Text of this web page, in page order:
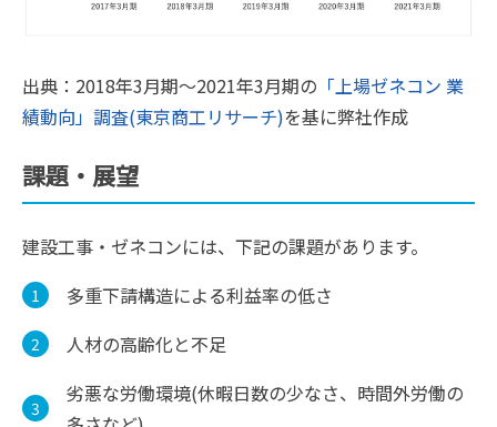
出典：2018年3月期〜2021年3月期の 「上場ゼネコン 業
績動向」調査(東京商工リサーチ)を基に弊社作成
課題・展望
建設工事・ゼネコンには、下記の課題があります。
多重下請構造による利益率の低さ
人材の高齢化と不足
劣悪な労働環境(休暇日数の少なさ、時間外労働の